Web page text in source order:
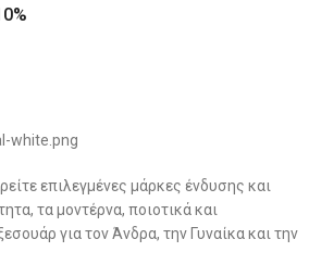
επιλεγμένες μάρκες ένδυσης και
τα μοντέρνα, ποιοτικά και
για τον Άνδρα, την Γυναίκα και την